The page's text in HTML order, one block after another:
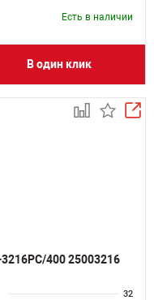
Есть в наличии
В один клик
400 25003216
32